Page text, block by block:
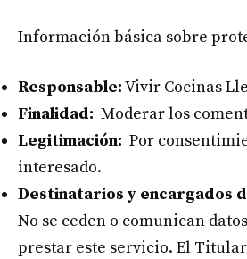
Información básica sobre
Responsable:Vivir Cocinas
Finalidad: Moderar los
Legitimación: Por
interesado.
Destinatarios y encargados
No se ceden o comunican
prestar este servicio. El